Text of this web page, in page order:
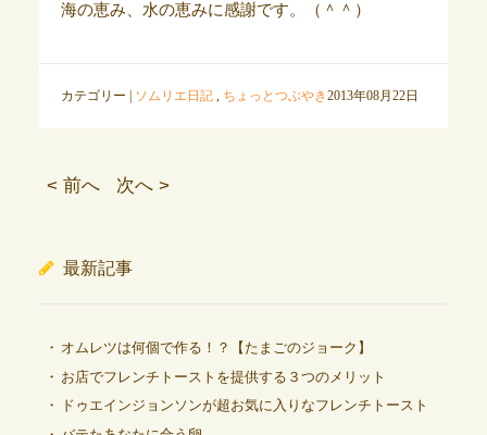
海の恵み、水の恵みに感謝です。（＾＾）
カテゴリー | ソムリエ日記, ちょっとつぶやき2013年08月22日
< 前へ 次へ >
最新記事
オムレツは何個で作る！？【たまごのジョーク】
お店でフレンチトーストを提供する３つのメリット
ドゥエインジョンソンが超お気に入りなフレンチトースト